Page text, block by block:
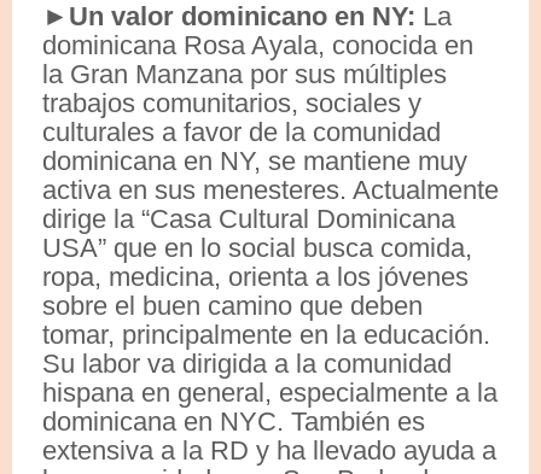
►Un valor dominicano en NY: La
dominicana Rosa Ayala, conocida en
la Gran Manzana por sus múltiples
trabajos comunitarios, sociales y
culturales a favor de la comunidad
dominicana en NY, se mantiene muy
activa en sus menesteres. Actualmente
dirige la “Casa Cultural Dominicana
USA” que en lo social busca comida,
ropa, medicina, orienta a los jóvenes
sobre el buen camino que deben
tomar, principalmente en la educación.
Su labor va dirigida a la comunidad
hispana en general, especialmente a la
dominicana en NYC. También es
extensiva a la RD y ha llevado ayuda a